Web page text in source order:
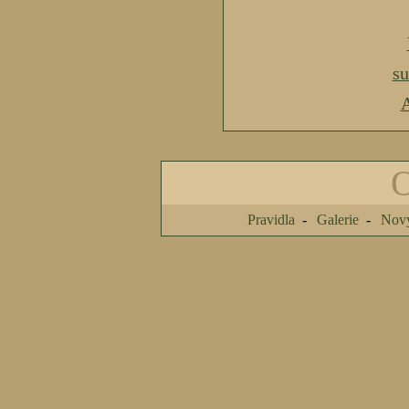
Pravidla Galerie